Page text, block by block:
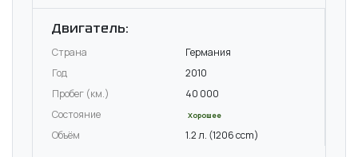
Двигатель:
Страна
Германия
Год
2010
Пробег (км.)
40 000
Состояние
Хорошее
Объём 1.2 л. (1206 ccm)